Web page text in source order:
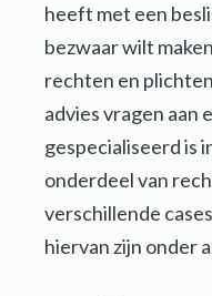
heeft met een
bezwaar wilt
rechten en
advies vragen aan
gespecialiseerd is
onderdeel van
verschillende
hiervan zijn onder